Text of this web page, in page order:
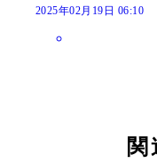
2025年02月19日 06:10
関